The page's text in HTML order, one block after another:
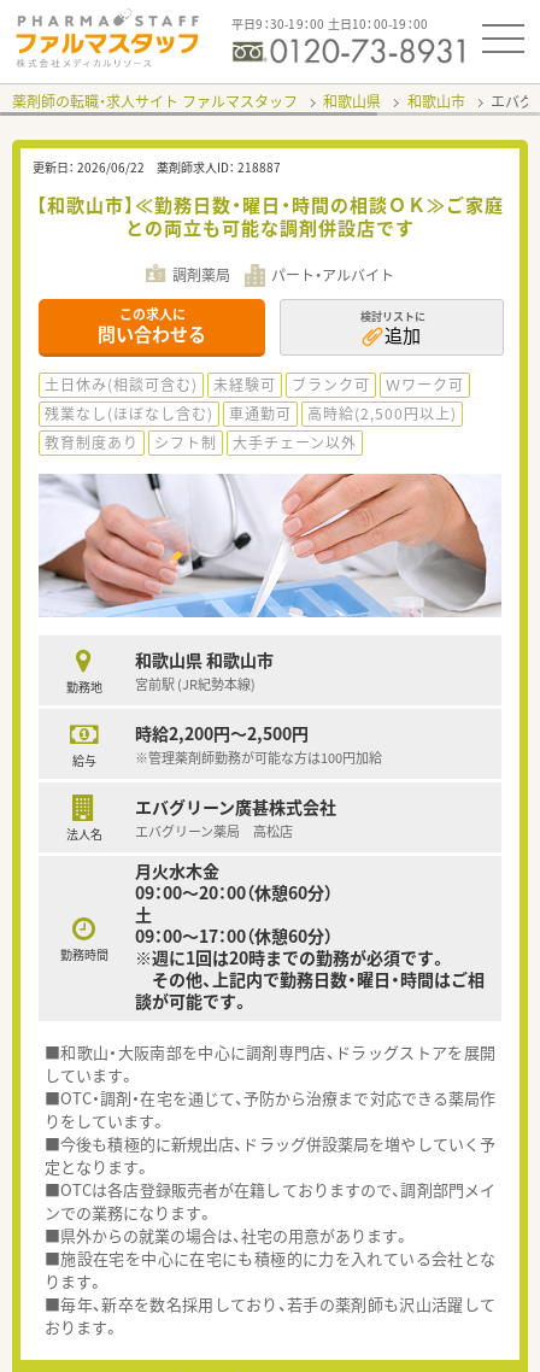
平日9：30-19：00 土日10：00-19：00
薬剤師の転職・求人サイト ファルマスタッフ 和歌山県 和歌山市 エバ
更新日： 2026/06/22 薬剤師求人ID： 218887
【和歌山市】≪勤務日数・曜日・時間の相談ＯＫ≫ご家庭
との両立も可能な調剤併設店です
調剤薬局 パート・アルバイト
この求人に
問い合わせる
検討リストに
追加
土日休み(相談可含む) 未経験可 ブランク可
Ｗワーク可
残業なし(ほぼなし含む)
車通勤可
高時給(2,500円以上)
教育制度あり
シフト制 大手チェーン以外
勤務地
和歌山県 和歌山市
宮前駅 (JR紀勢本線)
給与
時給2,200円～2,500円
※管理薬剤師勤務が可能な方は100円加給
法人名
エバグリーン廣甚株式会社
エバグリーン薬局 高松店
勤務時間
月火水木金
09：00～20：00（休憩60分）
土
09：00～17：00（休憩60分）
※週に1回は20時までの勤務が必須です。
その他、上記内で勤務日数・曜日・時間はご相
談が可能です。
■和歌山・大阪南部を中心に調剤専門店、ドラッグストアを展開
しています。
■OTC・調剤・在宅を通じて、予防から治療まで対応できる薬局作
りをしています。
■今後も積極的に新規出店、ドラッグ併設薬局を増やしていく予
定となります。
■OTCは各店登録販売者が在籍しておりますので、調剤部門メイ
ンでの業務になります。
■県外からの就業の場合は、社宅の用意があります。
■施設在宅を中心に在宅にも積極的に力を入れている会社とな
ります。
■毎年、新卒を数名採用しており、若手の薬剤師も沢山活躍して
おります。